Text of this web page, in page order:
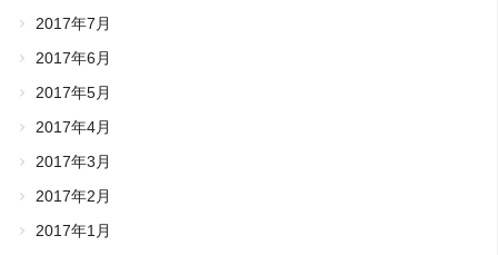
2017年7月
2017年6月
2017年5月
2017年4月
2017年3月
2017年2月
2017年1月